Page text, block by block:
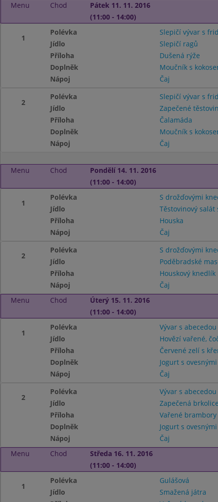
Menu
Chod
Pátek 11. 11. 2016
(11:00 - 14:00)
1
Polévka
Slepičí vývar s
Jídlo
Slepičí ragů
Příloha
Dušená rýže
Doplněk
Moučník s
Nápoj
Čaj
2
Polévka
Slepičí vývar s
Jídlo
Zapečené
Příloha
Čalamáda
Doplněk
Moučník s
Nápoj
Čaj
Menu Chod
Pondělí 14. 11. 2016
(11:00 - 14:00)
1
Polévka
S drožďovými
Jídlo
Těstovinový salát
Příloha
Houska
Nápoj
Čaj
2
Polévka
S drožďovými
Jídlo
Poděbradské
Příloha
Houskový knedlík
Nápoj
Čaj
Menu
Chod
Úterý 15. 11. 2016
(11:00 - 14:00)
1
Polévka
Vývar s abecedou
Jídlo
Hovězí vařené,
Příloha
Červené zelí s
Doplněk
Jogurt s
Nápoj
Čaj
2
Polévka
Vývar s abecedou
Jídlo
Zapečená
Příloha
Vařené
Doplněk
Jogurt s
Nápoj
Čaj
Menu
Chod
Středa 16. 11. 2016
(11:00 - 14:00)
1
Polévka
Gulášová
Jídlo
Smažená játra